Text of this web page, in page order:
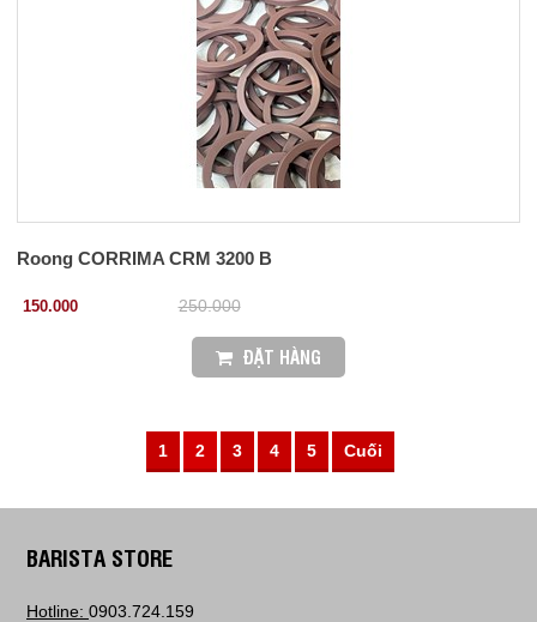
Roong CORRIMA CRM 3200 B
150.000 250.000
ĐẶT HÀNG
1 2 3 4 5 Cuối
BARISTA STORE
Hotline: 0903.724.159